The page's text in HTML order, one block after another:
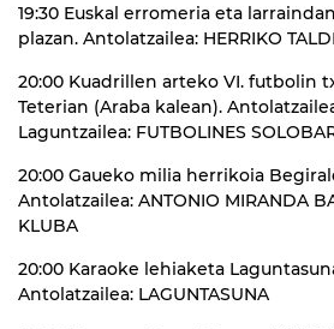
19:30 Euskal erromeria eta
plazan. Antolatzailea: HERRIKO
20:00 Kuadrillen arteko VI. futbolin
Teterian (Araba kalean).
Laguntzailea: FUTBOLINES
20:00 Gaueko milia herrikoia
Antolatzailea: ANTONIO MIRANDA
KLUBA
20:00 Karaoke lehiaketa
Antolatzailea: LAGUNTASUNA